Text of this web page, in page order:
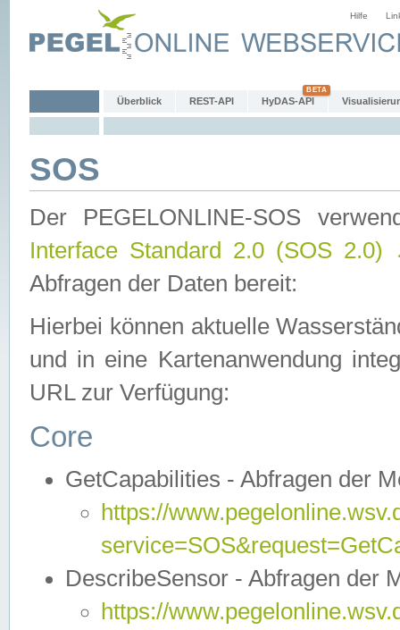
Hilfe
Überblick REST-API HyDAS-API
SOS
Der PEGELONLINE-SOS
Interface Standard 2.0 (SOS 2.0)
Abfragen der Daten bereit:
Hierbei können aktuelle
und in eine Kartenanwendung
URL zur Verfügung:
Core
GetCapabilities - Abfragen der
https://
DescribeSensor - Abfragen der
https://